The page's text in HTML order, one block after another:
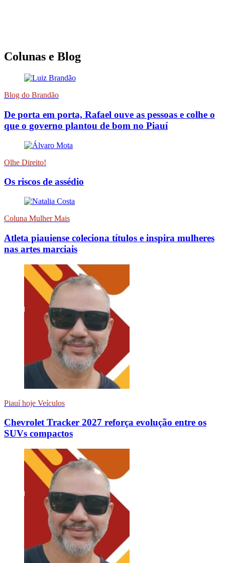
Colunas e Blog
Blog do Brandão
De porta em porta, Rafael ouve as pessoas e colhe o
que o governo plantou de bom no Piauí
Olhe Direito!
Os riscos de assédio
Coluna Mulher Mais
Atleta piauiense coleciona títulos e inspira mulheres
nas artes marciais
Piauí hoje Veículos
Chevrolet Tracker 2027 reforça evolução entre os
SUVs compactos